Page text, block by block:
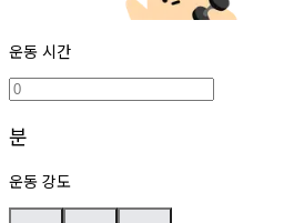
운동 시간
분
운동 강도